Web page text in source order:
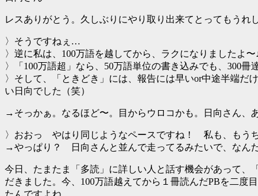
レスありがとう。久しぶりにやり取り出来てとってもうれ
〉そうですねぇ…
〉逆に私は、100万語を越してから、ラクになりましたよ
〉「100万語超」なら、50万語単位の書き込みでも、300
〉そして、「ときどき」には、報告には早いor中途半端
い日向でした（笑）
→そっかぁ。なるほど〜。目からウロコかも。日向さん、
〉おおっ やはり同じようなペースですね！ 私も、もうち
→やっぱり？ 日向さんと並んで走ってるみたいで、なんだ
今日、たまたま「多読」に詳しい人と話す機会があって
だきました。今、100万語越えてから１冊読んだPBを二度
たんですよね。